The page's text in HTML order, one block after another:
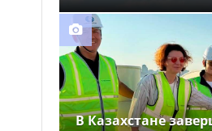
В Казахстане